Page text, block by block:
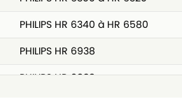
PHILIPS HR 6340 à HR 6580
PHILIPS HR 6938
PHILIPS HR 6939